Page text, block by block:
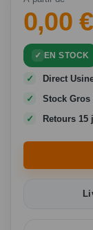
début
Galerie
d’images
0,00 €
EN STOCK
Direct
Stock Gros
Retours 15